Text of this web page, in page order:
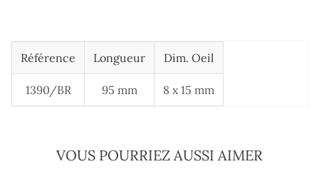
Référence Longueur Dim. Oeil
1390/BR 95 mm 8 x 15 mm
VOUS POURRIEZ AUSSI AIMER